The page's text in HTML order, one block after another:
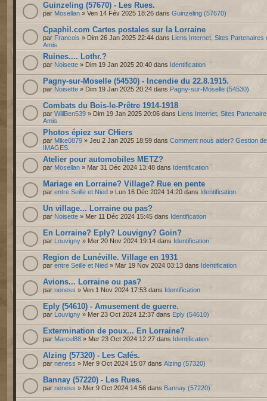
Guinzeling (57670) - Les Rues.
par Mosellan » Ven 14 Fév 2025 18:26 dans Guinzeling (57670)
Cpaphil.com Cartes postales sur la Lorraine
par Francois » Dim 26 Jan 2025 22:44 dans Liens Internet, Sites Partenaires
Amis
Ruines.... Lothr.?
par Noisette » Dim 19 Jan 2025 20:40 dans Identification
Pagny-sur-Moselle (54530) - Incendie du 22.8.1915.
par Noisette » Dim 19 Jan 2025 20:24 dans Pagny-sur-Moselle (54530)
Combats du Bois-le-Prêtre 1914-1918
par WillBen539 » Dim 19 Jan 2025 20:06 dans Liens Internet, Sites
Amis
Photos épiez sur CHiers
par Mike0879 » Jeu 2 Jan 2025 18:59 dans Comment nous aider? Gestion
IMAGES.
Atelier pour automobiles METZ?
par Mosellan » Mar 31 Déc 2024 13:48 dans Identification
Mariage en Lorraine? Village? Rue en pente
par entre Seille et Nied » Lun 16 Déc 2024 14:20 dans Identification
Un village... Lorraine ou pas?
par Noisette » Mer 11 Déc 2024 15:45 dans Identification
En Lorraine? Eply? Louvigny? Goin?
par Louvigny » Mer 20 Nov 2024 19:14 dans Identification
Region de Lunéville. Village en 1931
par entre Seille et Nied » Mar 19 Nov 2024 03:13 dans Identification
Avions... Lorraine ou pas?
par neness » Ven 1 Nov 2024 17:53 dans Identification
Eply (54610) - Amusement de guerre.
par Louvigny » Mer 23 Oct 2024 12:37 dans Eply (54610)
Extermination de poux... En Lorraine?
par Marcel88 » Mer 23 Oct 2024 12:27 dans Identification
Alzing (57320) - Les Cafés.
par neness » Mer 9 Oct 2024 15:07 dans Alzing (57320)
Bannay (57220) - Les Rues.
par neness » Mer 9 Oct 2024 14:56 dans Bannay (57220)